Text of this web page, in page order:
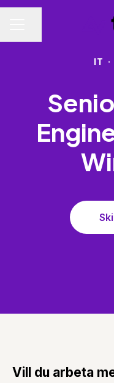
IT ·
Vill du arbeta